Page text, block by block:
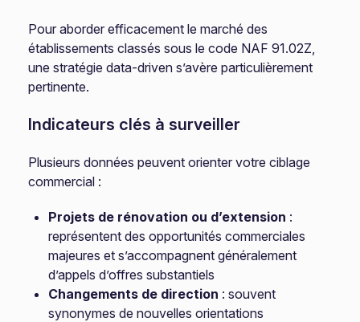
Pour aborder efficacement le marché des
établissements classés sous le code NAF 91.02Z,
une stratégie data-driven s’avère particulièrement
pertinente.
Indicateurs clés à surveiller
Plusieurs données peuvent orienter votre ciblage
commercial :
Projets de rénovation ou d’extension :
représentent des opportunités commerciales
majeures et s’accompagnent généralement
d’appels d’offres substantiels
Changements de direction : souvent
synonymes de nouvelles orientations